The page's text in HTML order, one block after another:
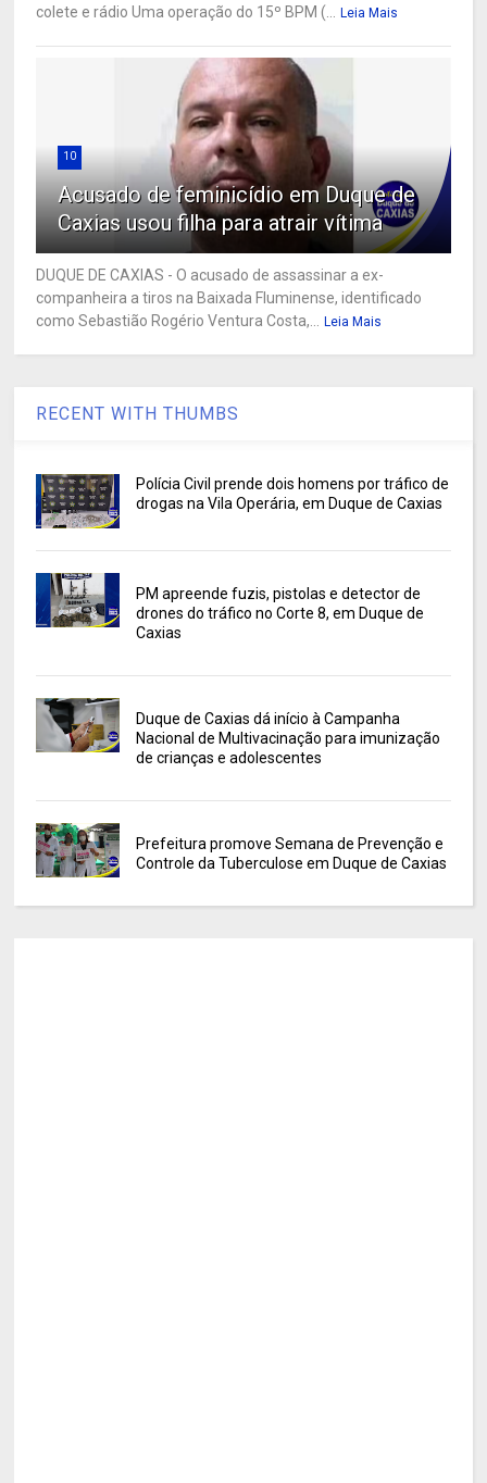
colete e rádio Uma operação do 15º BPM (...
Leia Mais
10
Acusado de feminicídio em Duque de
Caxias usou filha para atrair vítima
DUQUE DE CAXIAS - O acusado de assassinar a ex-
companheira a tiros na Baixada Fluminense, identificado
como Sebastião Rogério Ventura Costa,...
Leia Mais
RECENT WITH THUMBS
Polícia Civil prende dois homens por tráfico de
drogas na Vila Operária, em Duque de Caxias
PM apreende fuzis, pistolas e detector de
drones do tráfico no Corte 8, em Duque de
Caxias
Duque de Caxias dá início à Campanha
Nacional de Multivacinação para imunização
de crianças e adolescentes
Prefeitura promove Semana de Prevenção e
Controle da Tuberculose em Duque de Caxias